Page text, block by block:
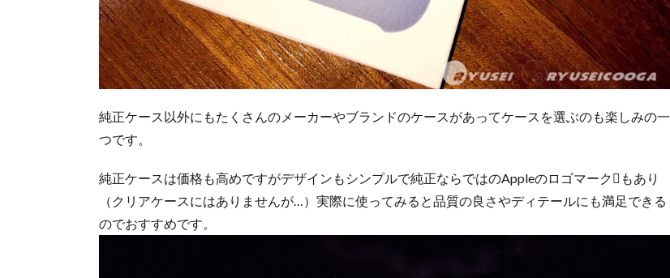
純正ケース以外にもたくさんのメーカーやブランドのケースがあってケースを選ぶのも楽しみの一
つです。
純正ケースは価格も高めですがデザインもシンプルで純正ならではのAppleのロゴマークもあり
（クリアケースにはありませんが…）実際に使ってみると品質の良さやディテールにも満足できる
のでおすすめです。